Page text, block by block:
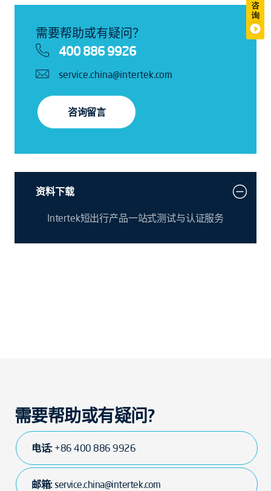
需要帮助或有疑问？
400 886 9926
service.china@intertek.com
咨询留言
资料下载
Intertek短出行产品一站式测试与认证服务
需要帮助或有疑问?
电话: +86 400 886 9926
邮箱:service.china@intertek.com